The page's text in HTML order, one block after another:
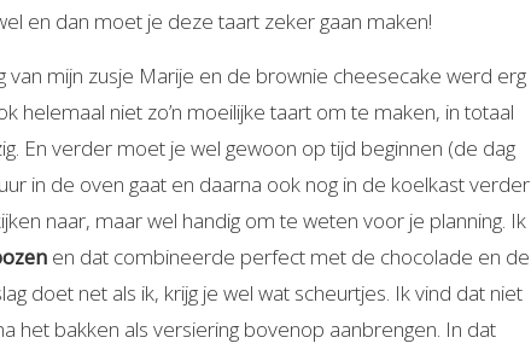
en dan moet je deze taart zeker gaan maken!
mijn zusje Marije en de brownie cheesecake werd erg
helemaal niet zo’n moeilijke taart om te maken, in totaal
En verder moet je wel gewoon op tijd beginnen (de dag
in de oven gaat en daarna ook nog in de koelkast verder
naar, maar wel handig om te weten voor je planning. Ik
en dat combineerde perfect met de chocolade en de
doet net als ik, krijg je wel wat scheurtjes. Ik vind dat niet
het bakken als versiering bovenop aanbrengen. In dat